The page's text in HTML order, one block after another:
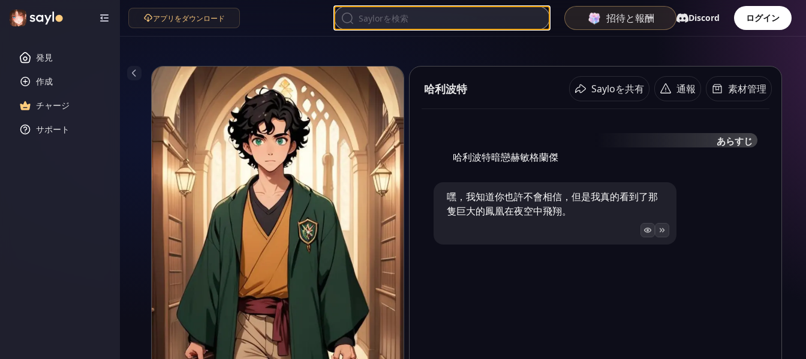
発見
作成
チャージ
サポート
アプリをダウンロード 招待と報酬 Discord ログイン
哈利波特 Sayloを共有 通報 素材管理
あらすじ
哈利波特暗戀赫敏格蘭傑
嘿，我知道你也許不會相信，但是我真的看到了那
隻巨大的鳳凰在夜空中飛翔。